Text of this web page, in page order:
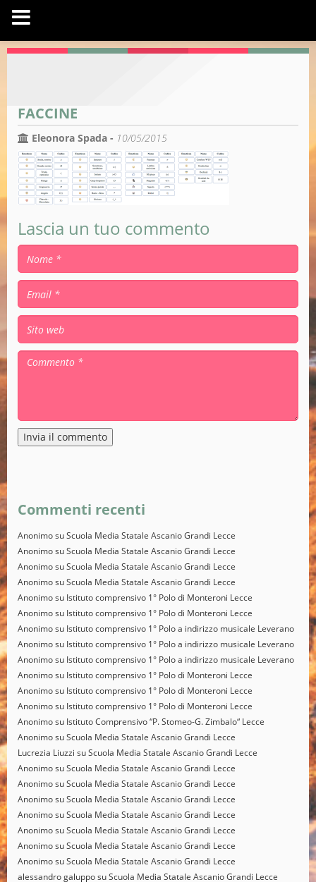
FACCINE
Eleonora Spada - 10/05/2015
Lascia un tuo commento
Commenti recenti
AnonimosuScuola Media Statale Ascanio Grandi Lecce
AnonimosuScuola Media Statale Ascanio Grandi Lecce
AnonimosuScuola Media Statale Ascanio Grandi Lecce
AnonimosuScuola Media Statale Ascanio Grandi Lecce
Anonimosu Istituto comprensivo 1° Polo di Monteroni Lecce
Anonimosu Istituto comprensivo 1° Polo di Monteroni Lecce
Anonimosu Istituto comprensivo 1° Polo a indirizzo musicale Leverano
Anonimosu Istituto comprensivo 1° Polo a indirizzo musicale Leverano
Anonimosu Istituto comprensivo 1° Polo a indirizzo musicale Leverano
Anonimosu Istituto comprensivo 1° Polo di Monteroni Lecce
Anonimosu Istituto comprensivo 1° Polo di Monteroni Lecce
Anonimosu Istituto comprensivo 1° Polo di Monteroni Lecce
Anonimosu Istituto Comprensivo “P. Stomeo-G. Zimbalo“ Lecce
AnonimosuScuola Media Statale Ascanio Grandi Lecce
Lucrezia Liuzzi suScuola Media Statale Ascanio Grandi Lecce
AnonimosuScuola Media Statale Ascanio Grandi Lecce
AnonimosuScuola Media Statale Ascanio Grandi Lecce
AnonimosuScuola Media Statale Ascanio Grandi Lecce
AnonimosuScuola Media Statale Ascanio Grandi Lecce
AnonimosuScuola Media Statale Ascanio Grandi Lecce
AnonimosuScuola Media Statale Ascanio Grandi Lecce
AnonimosuScuola Media Statale Ascanio Grandi Lecce
alessandro galupposuScuola Media Statale Ascanio Grandi Lecce